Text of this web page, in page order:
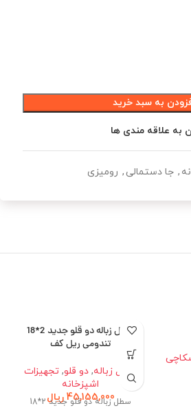
به سبد خرید
به علاقه مندی ها
, جا دستمالی , رومیزی
سطل زباله دو قلو جدید 2*18
تندومی ریل کف
سطل زباله, دو قلو, تجهیزات
اشپزخانه
45,155,000 ریال
سطل زباله دو قلو جدید 2*18